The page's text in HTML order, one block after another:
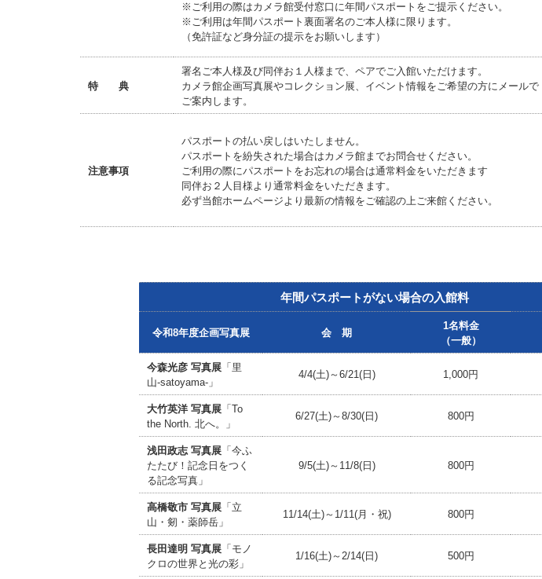
※ご利用の際はカメラ館受付窓口に年間パスポートをご提示ください。
※ご利用は年間パスポート裏面署名のご本人様に限ります。
（免許証など身分証の提示をお願いします）
特 典
署名ご本人様及び同伴お１人様まで、ペアでご入館いただけます。
カメラ館企画写真展やコレクション展、イベント情報をご希望の方にメールで
ご案内します。
注意事項
パスポートの払い戻しはいたしません。
パスポートを紛失された場合はカメラ館までお問合せください。
ご利用の際にパスポートをお忘れの場合は通常料金をいただきます
同伴お２人目様より通常料金をいただきます。
必ず当館ホームページより最新の情報をご確認の上ご来館ください。
年間パスポートがない場合の入館料
令和8年度企画写真展 会 期
1名料金
（一般）
今森光彦 写真展 「里
山-satoyama-」
4/4(土)～6/21(日) 1,000円
大竹英洋 写真展 「To
the North. 北へ。」
6/27(土)～8/30(日) 800円
浅田政志 写真展 「今ふ
たたび！記念日をつく
る記念写真」
9/5(土)～11/8(日) 800円
高橋敬市 写真展 「立
山・剱・薬師岳」
11/14(土)～1/11(月・祝) 800円
長田達明 写真展 「モノ
クロの世界と光の彩」
1/16(土)～2/14(日) 500円